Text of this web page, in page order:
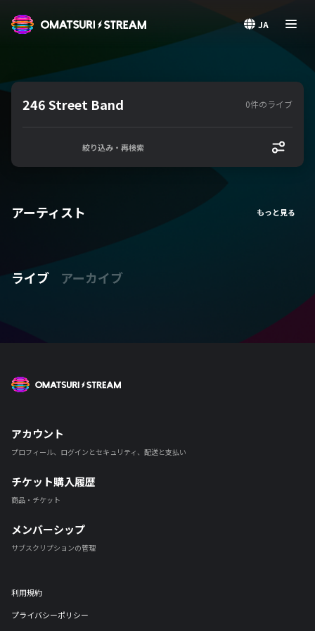
JA
246 Street Band 0件のライブ
絞り込み・再検索
アーティスト
ライブ アーカイブ
アカウント
プロフィール、ログインとセキュリティ、配送と支払い
チケット購入履歴
商品・チケット
メンバーシップ
サブスクリプションの管理
利用規約
プライバシーポリシー